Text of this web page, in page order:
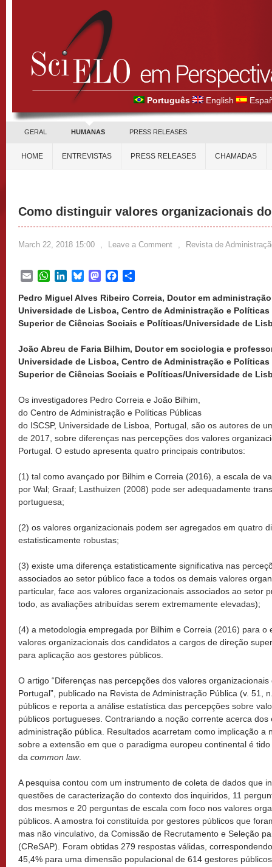
Português English
GERAL HUMANAS PRESS RELEASES
HOME ENTREVISTAS PRESS RELEASES CHAMADAS
Como distinguir valores organizacionais
March 22, 2018 15:00 , Leave a Comment , Revista de
EmailWhatsApp
LinkedInBlueskyMastodonFacebook
Pedro Miguel Alves Ribeiro Correia, Doutor em
Universidade de Lisboa, Centro de Administração e
Superior de Ciências Sociais e Políticas/Universidade de
João Abreu de Faria Bilhim, Doutor em sociologia e
Universidade de Lisboa, Centro de Administração e
Superior de Ciências Sociais e Políticas/Universidade de
Os investigadores Pedro Correia e João Bilhim,
do Centro de Administração e Políticas Públicas
do ISCSP, Universidade de Lisboa, Portugal, são os autores de
de 2017, sobre diferenças nas percepções dos valores
Portugal. O estudo apresenta quatro principais contributos:
(1) tal como avançado por Bilhim e Correia (2016), a escala de
por Wal; Graaf; Lasthuizen (2008) pode ser adequadamente
portuguesa;
(2) os valores organizacionais podem ser agregados em quatro
estatisticamente robustas;
(3) existe uma diferença estatisticamente significativa nas
associados ao setor público face a todos os demais valores
particular, face aos valores organizacionais associados ao setor
todo, as avaliações atribuídas serem extremamente elevadas);
(4) a metodologia empregada por Bilhim e Correia (2016) para o
valores organizacionais dos candidatos a cargos de direção
para aplicação aos gestores públicos.
O artigo “Diferenças nas percepções dos valores
Portugal”, publicado na Revista de Administração Pública (v. 51,
públicos e reporta a análise estatística das percepções sobre
públicos portugueses. Contrariando a noção corrente acerca
administração pública. Resultados acarretam como implicação a
sobre a extensão em que o paradigma europeu continental é
da common law.
A pesquisa contou com um instrumento de coleta de dados que
questões de caracterização do contexto dos inquiridos, 11
dos mesmos e 20 perguntas de escala com foco nos valores
públicos. A amostra foi constituída por gestores públicos que
mas não vinculativo, da Comissão de Recrutamento e Seleção
(CReSAP). Foram obtidas 279 respostas válidas,
45,4% para uma dimensão populacional de 614 gestores